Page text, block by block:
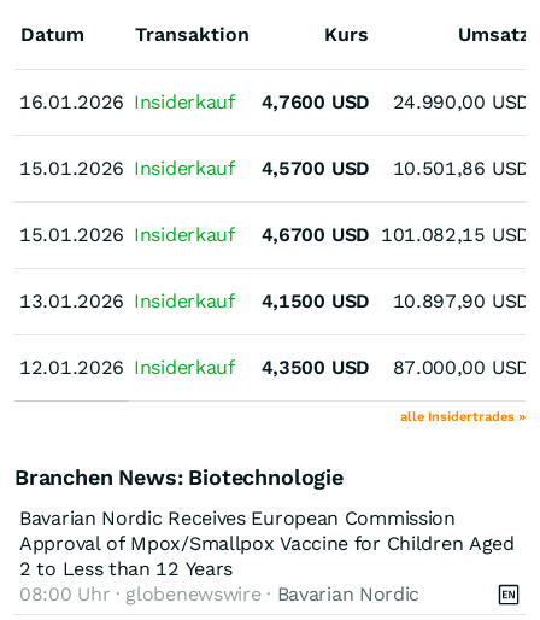
Datum
16.01.2026
15.01.2026
15.01.2026
13.01.2026
12.01.2026
Transaktion Kurs Umsatz
16.01.2026 Insiderkauf 4,7600 USD 24.990,00 USD
15.01.2026 Insiderkauf 4,5700 USD 10.501,86 USD
15.01.2026 Insiderkauf 4,6700 USD 101.082,15 USD
13.01.2026 Insiderkauf 4,1500 USD 10.897,90 USD
12.01.2026 Insiderkauf 4,3500 USD 87.000,00 USD
alle Insidertrades »
Branchen News: Biotechnologie
Bavarian Nordic Receives European Commission
Approval of Mpox/Smallpox Vaccine for Children Aged
2 to Less than 12 Years
08:00 Uhr · globenewswire · Bavarian Nordic